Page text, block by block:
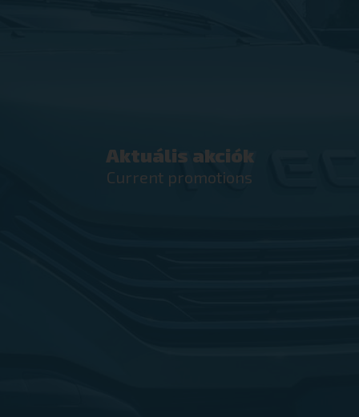
Aktuális akciók
Current promotions